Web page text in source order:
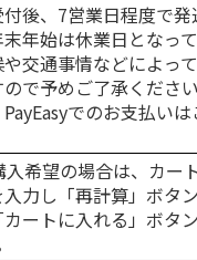
消臭・抗菌サ
4L
円
別・税込)
ムデンタル
ぐるぐるボ
…
470円
後、7営業日程度で発
年始は休業日となって
交通事情などによっ
で予めご了承ください
でのお支払い
希望の場合は、カー
力し「再計算」ボタ
ートに入れる」ボタ